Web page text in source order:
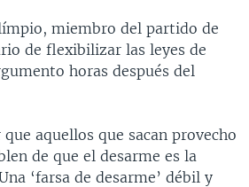
miembro del partido de
de flexibilizar las leyes de
horas después del
aquellos que sacan provecho
de que el desarme es la
‘farsa de desarme’ débil y